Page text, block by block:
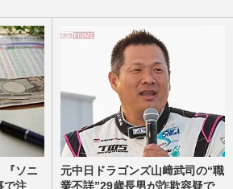
『ソニ
で注
元中日ドラゴンズ山﨑武司の“職
業不詳”29歳長男が詐欺容疑で